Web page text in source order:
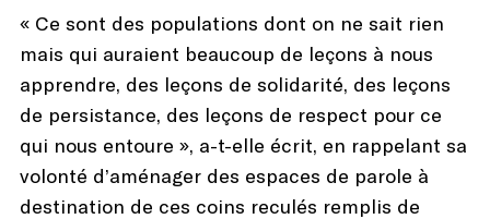
« Ce sont des populations dont on ne sait rien
mais qui auraient beaucoup de leçons à nous
apprendre, des leçons de solidarité, des leçons
de persistance, des leçons de respect pour ce
qui nous entoure », a-t-elle écrit, en rappelant sa
volonté d’aménager des espaces de parole à
destination de ces coins reculés remplis de